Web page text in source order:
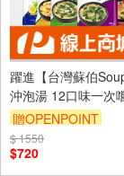
躍進【台灣蘇伯
沖泡湯 12口味一次
12種各5 蛋花湯 特色湯品 3秒快
沖 即沖即食 速食湯
伯 湯塊 非素食
贈OPENPOINT
$ 1550
$720